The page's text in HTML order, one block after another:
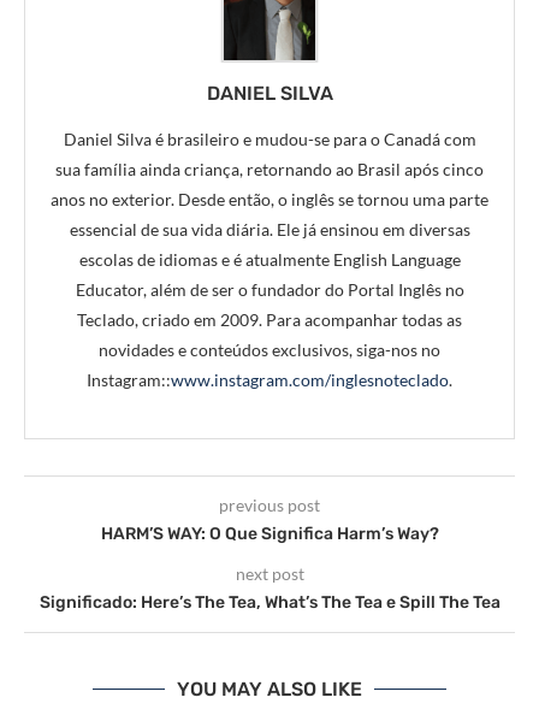
DANIEL SILVA
Daniel Silva é brasileiro e mudou-se para o Canadá com
sua família ainda criança, retornando ao Brasil após cinco
anos no exterior. Desde então, o inglês se tornou uma parte
essencial de sua vida diária. Ele já ensinou em diversas
escolas de idiomas e é atualmente English Language
Educator, além de ser o fundador do Portal Inglês no
Teclado, criado em 2009. Para acompanhar todas as
novidades e conteúdos exclusivos, siga-nos no
Instagram::www.instagram.com/inglesnoteclado.
previous post
HARM’S WAY: O Que Significa Harm’s Way?
next post
Significado: Here’s The Tea, What’s The Tea e Spill The Tea
YOU MAY ALSO LIKE